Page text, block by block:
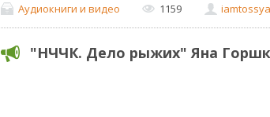
Аудиокниги и видео 1159
"НЧЧК. Дело рыжих" Яна